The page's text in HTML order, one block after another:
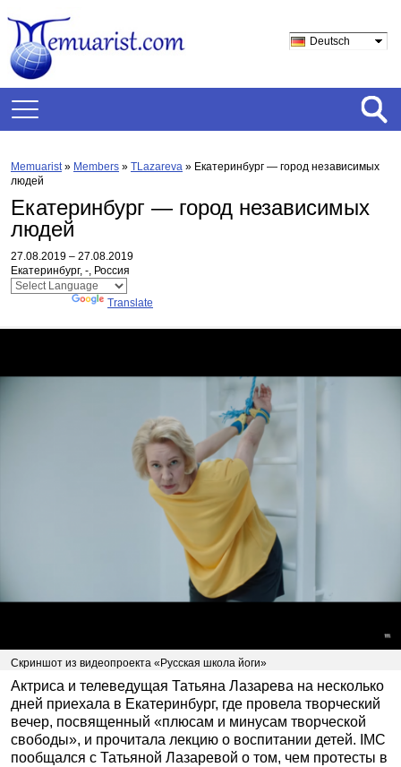
Deutsch
Memuarist» Members » TLazareva » Екатеринбург — город независимых
людей
Екатеринбург — город независимых
людей
27.08.2019 – 27.08.2019
Екатеринбург, -, Россия
Translate
Скриншот из видеопроекта «Русская школа йоги»
Актриса и телеведущая Татьяна Лазарева на несколько
дней приехала в Екатеринбург, где провела творческий
вечер, посвященный «плюсам и минусам творческой
свободы», и прочитала лекцию о воспитании детей. IMC
пообщался с Татьяной Лазаревой о том, чем протесты в